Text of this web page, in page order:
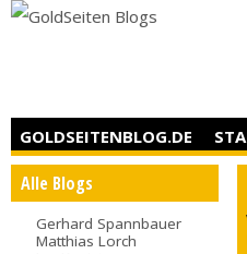
GOLDSEITENBLOG.DE
Alle Blogs
Gerhard Spannbauer
Matthias Lorch